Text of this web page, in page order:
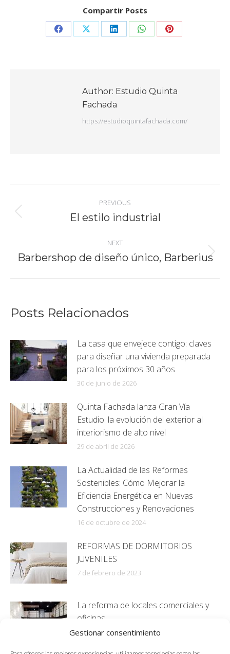
Gestionar consentimiento
Compartir Posts
Share Share Share Share Share
Author: Estudio Quinta
Fachada
https://estudioquintafachada.com/
navigation
PREVIOUS
Previous
El estilo industrial
NEXT
Next
Barbershop de diseño único, Barberius
Posts Relacionados
La casa que envejece contigo: claves
para diseñar una vivienda preparada
para los próximos 30 años
30 de junio de 2026
Quinta Fachada lanza Gran Vía
Estudio: la evolución del exterior al
interiorismo de alto nivel
29 de abril de 2026
La Actualidad de las Reformas
Sostenibles: Cómo Mejorar la
Eficiencia Energética en Nuevas
Construcciones y Renovaciones
16 de octubre de 2024
REFORMAS DE DORMITORIOS
JUVENILES
7 de febrero de 2023
La reforma de locales comerciales y
oficinas
15 de junio de 2019